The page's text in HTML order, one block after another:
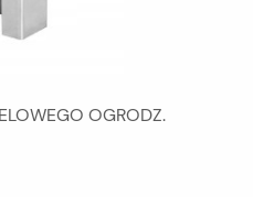
OGRODZ.